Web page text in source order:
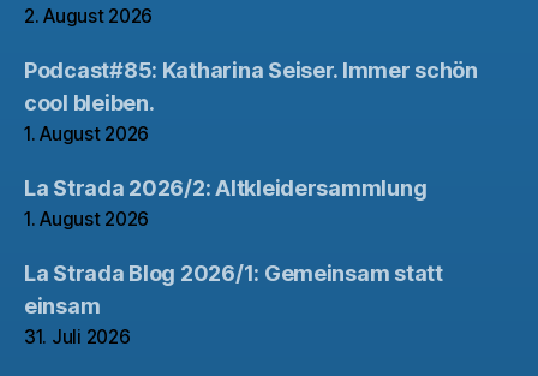
2. August 2026
Podcast#85: Katharina Seiser. Immer schön
cool bleiben.
1. August 2026
La Strada 2026/2: Altkleidersammlung
1. August 2026
La Strada Blog 2026/1: Gemeinsam statt
einsam
31. Juli 2026